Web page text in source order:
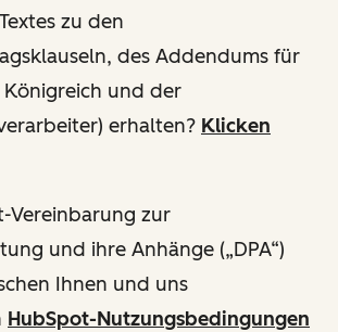
zu den
des Addendums für
und der
erhalten? Klicken
Vereinbarung zur
und ihre Anhänge („DPA“)
Ihnen und uns
HubSpot-Nutzungsbedingungen